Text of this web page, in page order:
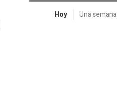
Hoy Una semana